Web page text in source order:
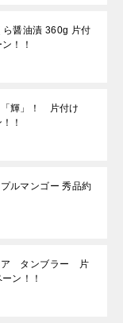
ら醤油漬 360g 片付
！！
「輝」！ 片付け
！
ルマンゴー 秀品約
ア タンブラー 片
ン！！